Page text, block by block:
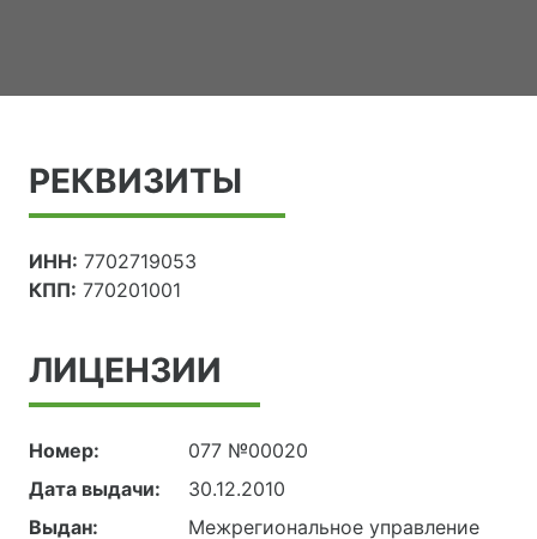
РЕКВИЗИТЫ
ИНН: 7702719053
КПП: 770201001
ЛИЦЕНЗИИ
Номер:
077 №00020
Дата выдачи:
30.12.2010
Выдан:
Межрегиональное управление